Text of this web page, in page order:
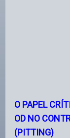
O PAPEL
OD NO
(PITTING)